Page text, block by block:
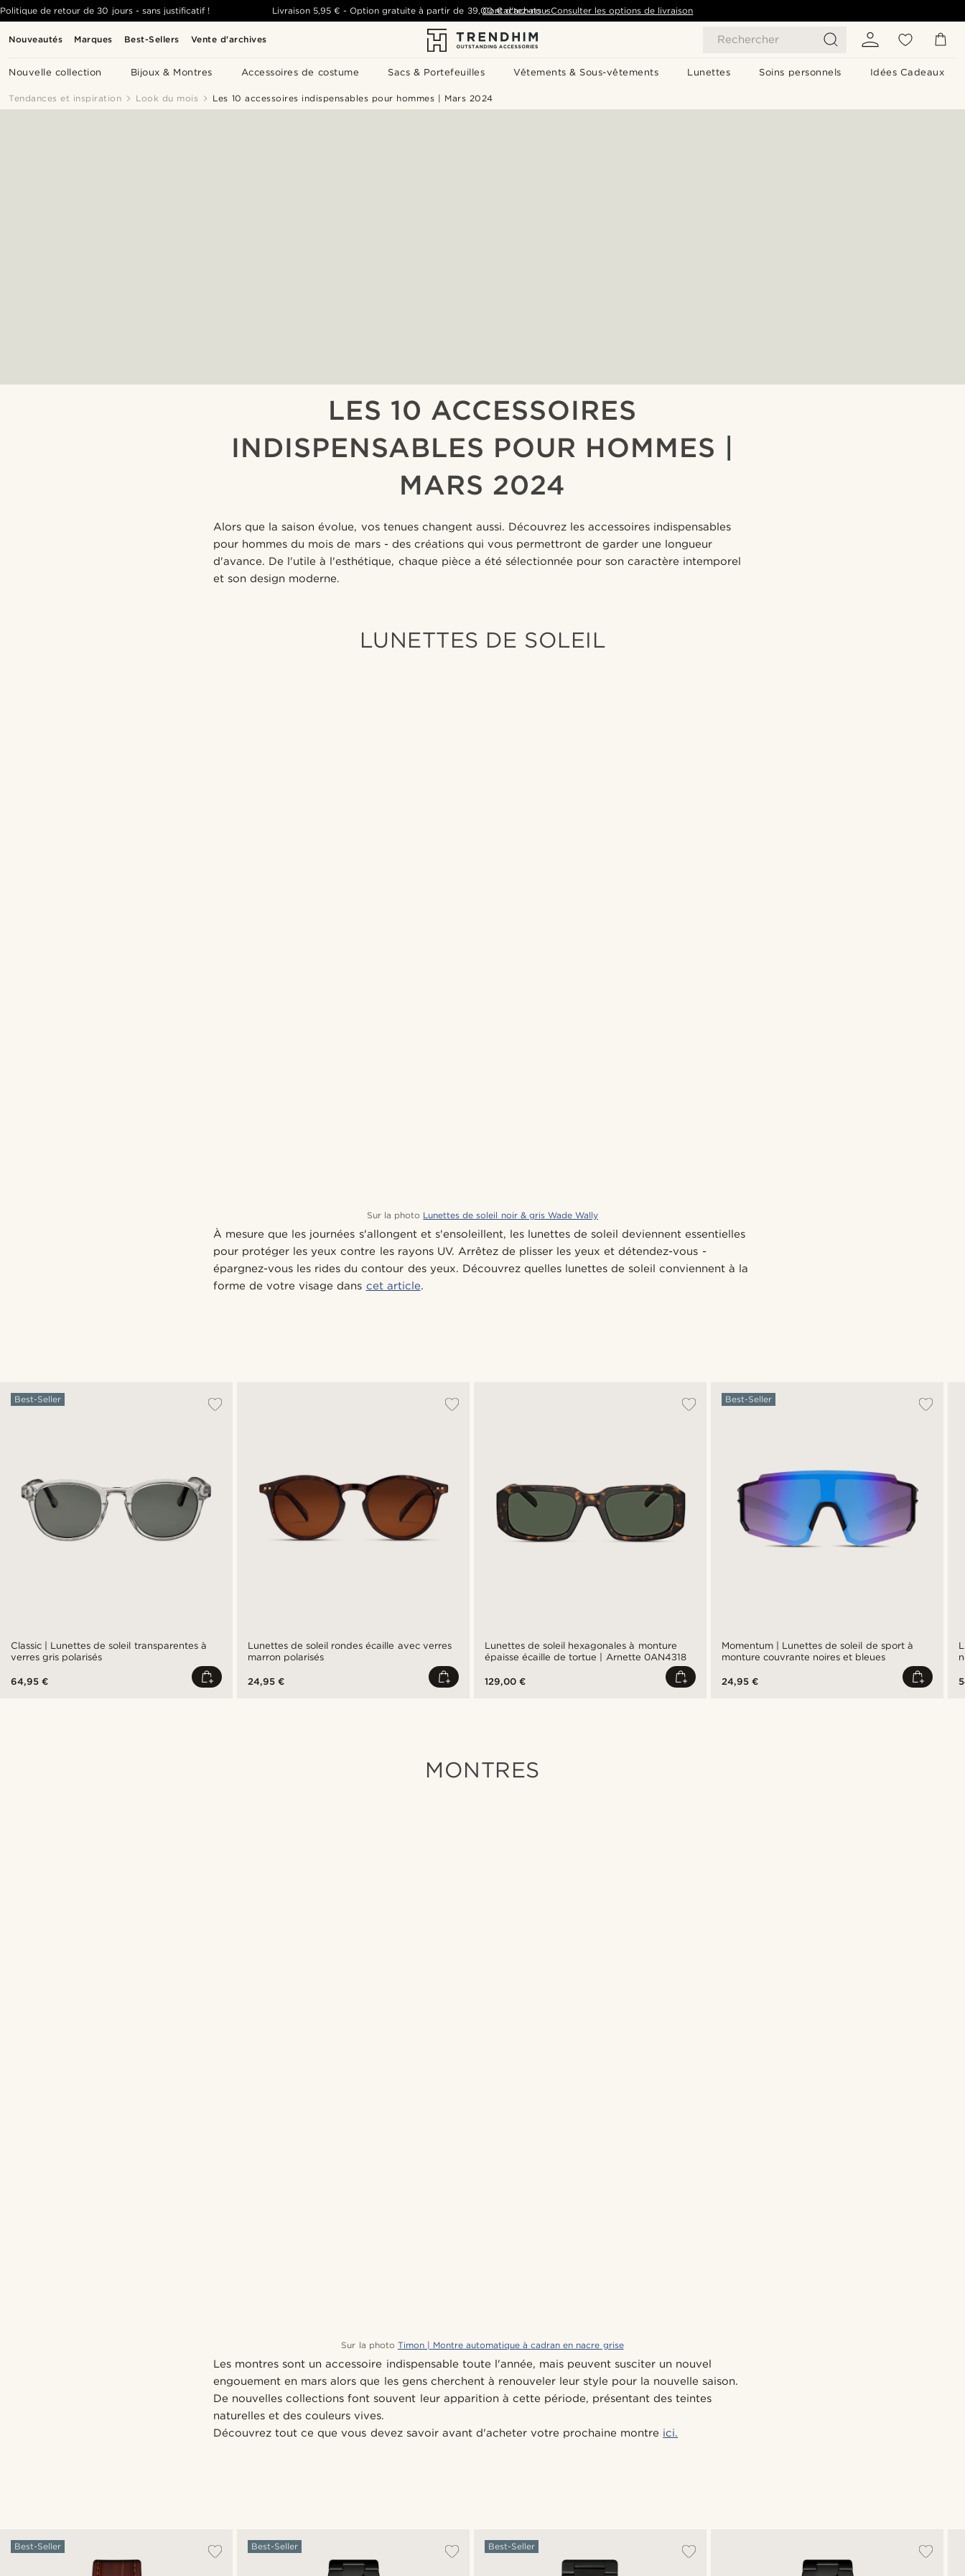
Nouveautés Marques Best-Sellers Vente d'archives Rechercher
Nouvelle collection Bijoux & Montres Accessoires de costume Sacs & Portefeuilles Vêtements & Sous-vêtements Lunettes Soins personnels Idées Cadeaux
Politique de retour de 30 jours - sans justificatif ! Livraison 5,95 € -Option gratuite à partir de 39,00 € d'achats- Consulter les options de livraison
Contactez-nous
Tendances et inspiration Look du mois Les 10 accessoires indispensables pour hommes | Mars 2024
LES 10 ACCESSOIRES
INDISPENSABLES POUR HOMMES |
MARS 2024
Alors que la saison évolue, vos tenues changent aussi. Découvrez les accessoires indispensables
pour hommes du mois de mars - des créations qui vous permettront de garder une longueur
d'avance. De l'utile à l'esthétique, chaque pièce a été sélectionnée pour son caractère intemporel
et son design moderne.
LUNETTES DE SOLEIL
Sur la photo Lunettes de soleil noir & gris Wade Wally
À mesure que les journées s'allongent et s'ensoleillent, les lunettes de soleil deviennent essentielles
pour protéger les yeux contre les rayons UV. Arrêtez de plisser les yeux et détendez-vous -
épargnez-vous les rides du contour des yeux. Découvrez quelles lunettes de soleil conviennent à la
forme de votre visage dans cet article.
Classic | Lunettes de soleil transparentes à
verres gris polarisés
Best-Seller
64,95 €
Lunettes de soleil rondes écaille avec verres
marron polarisés
24,95 €
Lunettes de soleil hexagonales à monture
épaisse écaille de tortue | Arnette 0AN4318
129,00 €
Momentum | Lunettes de soleil de sport à
monture couvrante noires et bleues
Best-Seller
24,95 €
MONTRES
Sur la photo Timon | Montre automatique à cadran en nacre grise
Les montres sont un accessoire indispensable toute l'année, mais peuvent susciter un nouvel
engouement en mars alors que les gens cherchent à renouveler leur style pour la nouvelle saison.
De nouvelles collections font souvent leur apparition à cette période, présentant des teintes
naturelles et des couleurs vives.
Découvrez tout ce que vous devez savoir avant d'acheter votre prochaine montre ici.
Best-Seller Best-Seller Best-Seller